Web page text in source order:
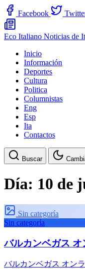
Facebook
Eco Italiano Noticias de
Inicio
Información
Deportes
Cultura
Politica
Columnistas
Eng
Esp
Ita
Contactos
Buscar
Día: 10 de
Sin categoría
Sin categoría
バルカンベガス
バルカンベガス オン